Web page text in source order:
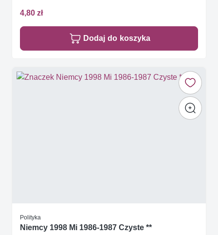
4,80 zł
Dodaj do koszyka
Polityka
Niemcy 1998 Mi 1986-1987 Czyste **